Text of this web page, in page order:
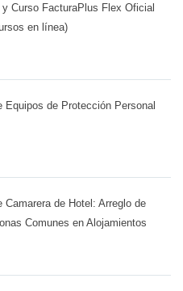
Curso FacturaPlus Flex Oficial
en línea)
Equipos de Protección Personal
Camarera de Hotel: Arreglo de
Comunes en Alojamientos